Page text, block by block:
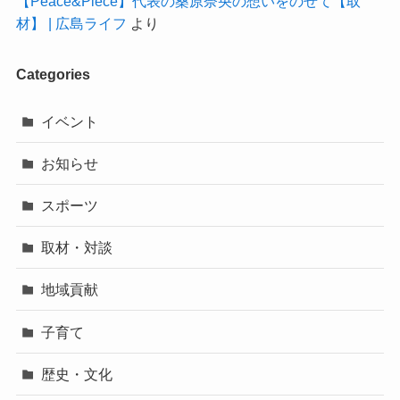
材】 | 広島ライフ より
Categories
イベント
お知らせ
スポーツ
取材・対談
地域貢献
子育て
歴史・文化